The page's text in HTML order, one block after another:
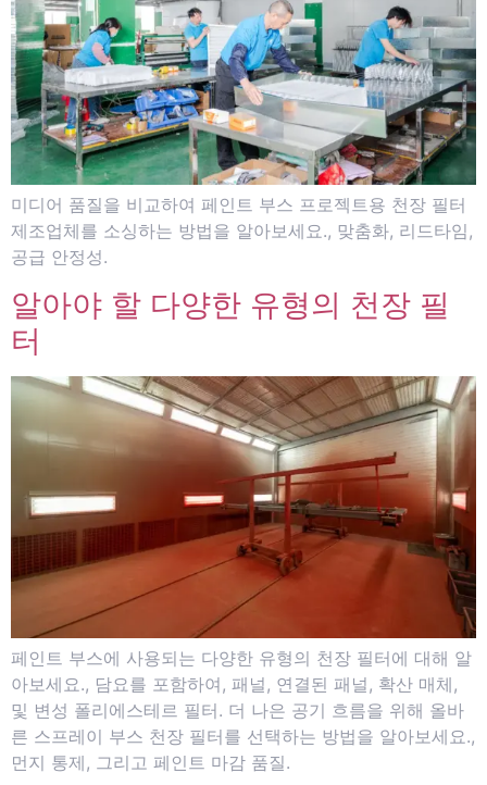
미디어 품질을 비교하여 페인트 부스 프로젝트용 천장 필터
제조업체를 소싱하는 방법을 알아보세요., 맞춤화, 리드타임,
공급 안정성.
알아야 할 다양한 유형의 천장 필
터
페인트 부스에 사용되는 다양한 유형의 천장 필터에 대해 알
아보세요., 담요를 포함하여, 패널, 연결된 패널, 확산 매체,
및 변성 폴리에스테르 필터. 더 나은 공기 흐름을 위해 올바
른 스프레이 부스 천장 필터를 선택하는 방법을 알아보세요.,
먼지 통제, 그리고 페인트 마감 품질.